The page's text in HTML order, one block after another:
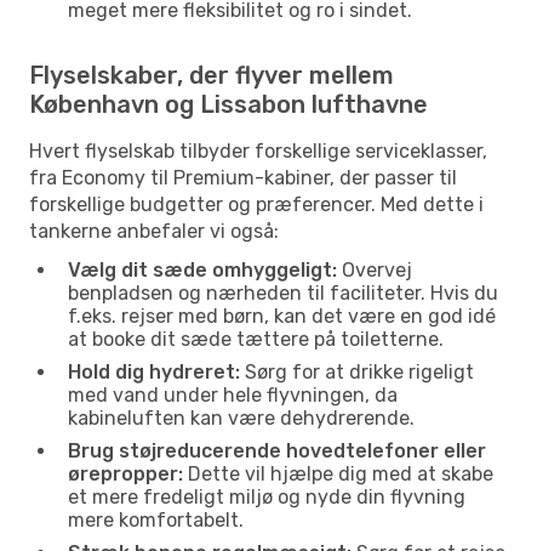
meget mere fleksibilitet og ro i sindet.
Flyselskaber, der flyver mellem
København og Lissabon lufthavne
Hvert flyselskab tilbyder forskellige serviceklasser,
fra Economy til Premium-kabiner, der passer til
forskellige budgetter og præferencer. Med dette i
tankerne anbefaler vi også:
Vælg dit sæde omhyggeligt: Overvej
benpladsen og nærheden til faciliteter. Hvis du
f.eks. rejser med børn, kan det være en god idé
at booke dit sæde tættere på toiletterne.
Hold dig hydreret: Sørg for at drikke rigeligt
med vand under hele flyvningen, da
kabineluften kan være dehydrerende.
Brug støjreducerende hovedtelefoner eller
ørepropper: Dette vil hjælpe dig med at skabe
et mere fredeligt miljø og nyde din flyvning
mere komfortabelt.